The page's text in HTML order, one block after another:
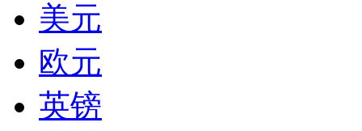
美元
欧元
英镑